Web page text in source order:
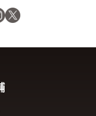
と、１２時位置のふた
深い配色で構成された
単で便利なコンプリケ
されています。２２Ｋ
個の部品で構成される